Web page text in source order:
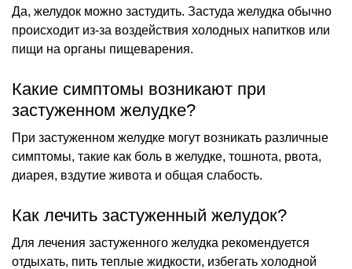
Да, желудок можно застудить. Застуда желудка обычно
происходит из-за воздействия холодных напитков или
пищи на органы пищеварения.
Какие симптомы возникают при
застуженном желудке?
При застуженном желудке могут возникать различные
симптомы, такие как боль в желудке, тошнота, рвота,
диарея, вздутие живота и общая слабость.
Как лечить застуженный желудок?
Для лечения застуженного желудка рекомендуется
отдыхать, пить теплые жидкости, избегать холодной